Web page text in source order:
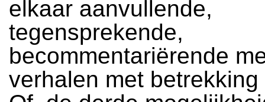
elkaar aanvullende,
tegensprekende,
becommentariërende
verhalen met